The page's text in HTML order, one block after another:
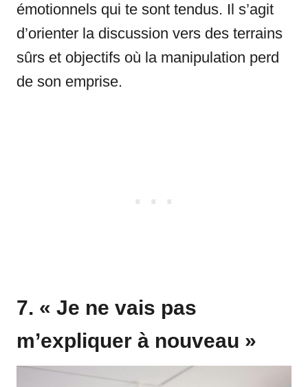
émotionnels qui te sont tendus. Il s’agit
d’orienter la discussion vers des terrains
sûrs et objectifs où la manipulation perd
de son emprise.
7. « Je ne vais pas
m’expliquer à nouveau »